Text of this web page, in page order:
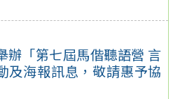
辦「第七屆馬偕聽語營 言
及海報訊息，敬請惠予協